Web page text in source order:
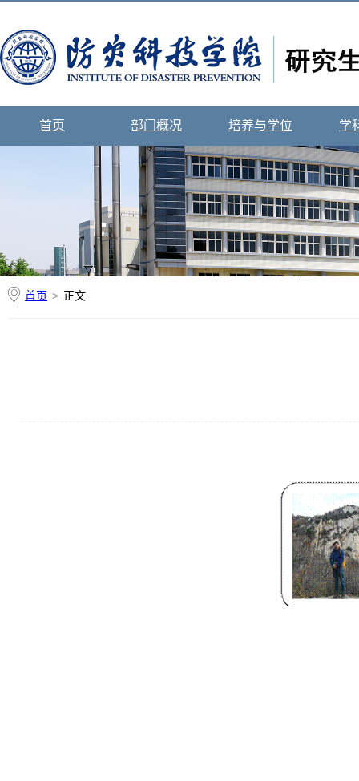
首页 部门概况 培养与学位 学
首页 > 正文